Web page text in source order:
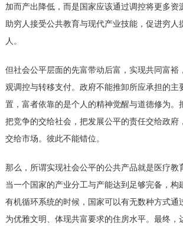
加而产出降低，而是国家应该通过调控将更多资
助穷人接受公共教育与现代产业技能，促进穷人
人。
但社会公平层面的先富带动后富，实现共同富裕
观调控与转移支付。政府不能推卸所应承担的主
置，富者依靠的是个人的精神觉醒与道德修为。
把竞争的交给社会，把发展公平的责任交给政府
交给市场。彼此不能错位。
那么，所谓实现社会公平的公共产品就是医疗教
当一个国家的产业分工与产能达到足够完备，构
有机循环系统的时候，国家可以有无数种方式通
为优雅文明、体现共富要求的住房水平。最终，